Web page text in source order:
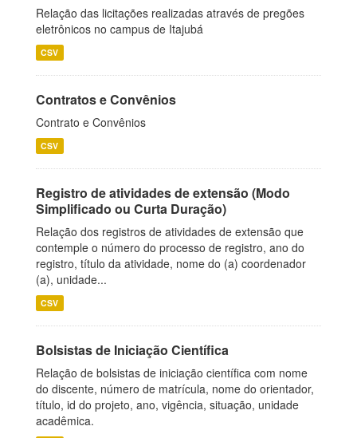
Relação das licitações realizadas através de pregões
eletrônicos no campus de Itajubá
CSV
Contratos e Convênios
Contrato e Convênios
CSV
Registro de atividades de extensão (Modo
Simplificado ou Curta Duração)
Relação dos registros de atividades de extensão que
contemple o número do processo de registro, ano do
registro, título da atividade, nome do (a) coordenador
(a), unidade...
CSV
Bolsistas de Iniciação Científica
Relação de bolsistas de iniciação científica com nome
do discente, número de matrícula, nome do orientador,
título, id do projeto, ano, vigência, situação, unidade
acadêmica.